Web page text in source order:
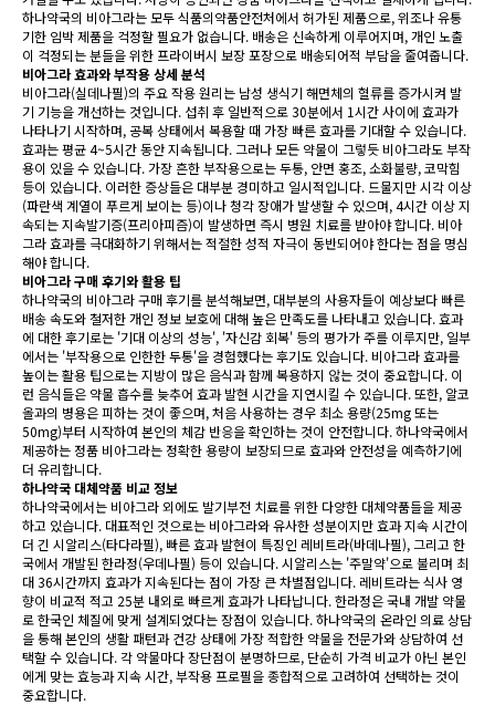
하나약국의 비아그라는 모두 식품의약품안전처에서 허가된 제품으로, 위조나 유통
기한 임박 제품을 걱정할 필요가 없습니다. 배송은 신속하게 이루어지며, 개인 노출
이 걱정되는 분들을 위한 프라이버시 보장 포장으로 배송되어적 부담을 줄여줍니다.
비아그라 효과와 부작용 상세 분석
비아그라(실데나필)의 주요 작용 원리는 남성 생식기 해면체의 혈류를 증가시켜 발
기 기능을 개선하는 것입니다. 섭취 후 일반적으로 30분에서 1시간 사이에 효과가
나타나기 시작하며, 공복 상태에서 복용할 때 가장 빠른 효과를 기대할 수 있습니다.
효과는 평균 4~5시간 동안 지속됩니다. 그러나 모든 약물이 그렇듯 비아그라도 부작
용이 있을 수 있습니다. 가장 흔한 부작용으로는 두통, 안면 홍조, 소화불량, 코막힘
등이 있습니다. 이러한 증상들은 대부분 경미하고 일시적입니다. 드물지만 시각 이상
(파란색 계열이 푸르게 보이는 등)이나 청각 장애가 발생할 수 있으며, 4시간 이상 지
속되는 지속발기증(프리아피즘)이 발생하면 즉시 병원 치료를 받아야 합니다. 비아
그라 효과를 극대화하기 위해서는 적절한 성적 자극이 동반되어야 한다는 점을 명심
해야 합니다.
비아그라 구매 후기와 활용 팁
하나약국의 비아그라 구매 후기를 분석해보면, 대부분의 사용자들이 예상보다 빠른
배송 속도와 철저한 개인 정보 보호에 대해 높은 만족도를 나타내고 있습니다. 효과
에 대한 후기로는 '기대 이상의 성능', '자신감 회복' 등의 평가가 주를 이루지만, 일부
에서는 '부작용으로 인한한 두통'을 경험했다는 후기도 있습니다. 비아그라 효과를
높이는 활용 팁으로는 지방이 많은 음식과 함께 복용하지 않는 것이 중요합니다. 이
런 음식들은 약물 흡수를 늦추어 효과 발현 시간을 지연시킬 수 있습니다. 또한, 알코
올과의 병용은 피하는 것이 좋으며, 처음 사용하는 경우 최소 용량(25mg 또는
50mg)부터 시작하여 본인의 체감 반응을 확인하는 것이 안전합니다. 하나약국에서
제공하는 정품 비아그라는 정확한 용량이 보장되므로 효과와 안전성을 예측하기에
더 유리합니다.
하나약국 대체약품 비교 정보
하나약국에서는 비아그라 외에도 발기부전 치료를 위한 다양한 대체약품들을 제공
하고 있습니다. 대표적인 것으로는 비아그라와 유사한 성분이지만 효과 지속 시간이
더 긴 시알리스(타다라필), 빠른 효과 발현이 특징인 레비트라(바데나필), 그리고 한
국에서 개발된 한라정(우데나필) 등이 있습니다. 시알리스는 '주말약'으로 불리며 최
대 36시간까지 효과가 지속된다는 점이 가장 큰 차별점입니다. 레비트라는 식사 영
향이 비교적 적고 25분 내외로 빠르게 효과가 나타납니다. 한라정은 국내 개발 약물
로 한국인 체질에 맞게 설계되었다는 장점이 있습니다. 하나약국의 온라인 의료 상담
을 통해 본인의 생활 패턴과 건강 상태에 가장 적합한 약물을 전문가와 상담하여 선
택할 수 있습니다. 각 약물마다 장단점이 분명하므로, 단순히 가격 비교가 아닌 본인
에게 맞는 효능과 지속 시간, 부작용 프로필을 종합적으로 고려하여 선택하는 것이
중요합니다.